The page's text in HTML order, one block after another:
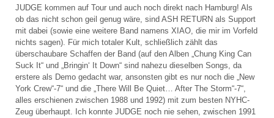
JUDGE kommen auf Tour und auch noch direkt nach Hamburg! Als
ob das nicht schon geil genug wäre, sind ASH RETURN als Support
mit dabei (sowie eine weitere Band namens XIAO, die mir im Vorfeld
nichts sagen). Für mich totaler Kult, schließlich zählt das
überschaubare Schaffen der Band (auf den Alben „Chung King Can
Suck It“ und „Bringin‘ It Down“ sind nahezu dieselben Songs, da
erstere als Demo gedacht war, ansonsten gibt es nur noch die „New
York Crew“-7“ und die „There Will Be Quiet… After The Storm“-7“,
alles erschienen zwischen 1988 und 1992) mit zum besten NYHC-
Zeug überhaupt. Ich konnte JUDGE noch nie sehen, zwischen 1991